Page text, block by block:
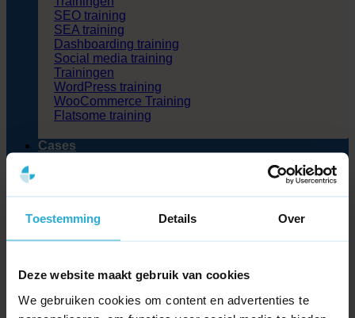
Toestemming Details Over
Deze website maakt gebruik van cookies
We gebruiken cookies om content en advertenties te
SEO training
SEA training
Dashboarding training
Social media training
Trainingen
WordPress training
WooCommerce Training
Flatsome training
Cases
naar:
Kennisbank